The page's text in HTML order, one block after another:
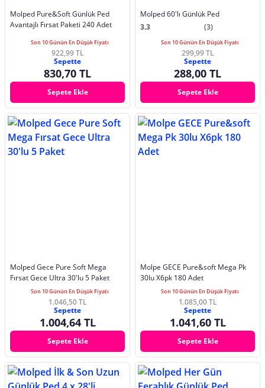
Molped Pure&Soft Günlük Ped
Avantajlı Fırsat Paketi 240 Adet
Son 10 Günün En Düşük Fiyatı
922,99 TL
Sepette
830,70 TL
Sepete Ekle
Molped 60'lı Günlük Ped
3.3
(3)
Son 10 Günün En Düşük Fiyatı
299,99 TL
Sepette
288,00 TL
Sepete Ekle
Molped Gece Pure Soft Mega
Fırsat Gece Ultra 30'lu 5 Paket
Son 10 Günün En Düşük Fiyatı
1.046,50 TL
Sepette
1.004,64 TL
Sepete Ekle
Molpe GECE Pure&soft Mega Pk
30lu X6pk 180 Adet
Son 10 Günün En Düşük Fiyatı
1.085,00 TL
Sepette
1.041,60 TL
Sepete Ekle